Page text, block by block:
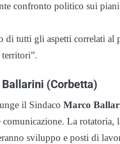
confronto politico sui
di tutti gli aspetti correlati al
Ballarini (Corbetta)
il Sindaco Marco
La rotatoria,
sviluppo e posti di